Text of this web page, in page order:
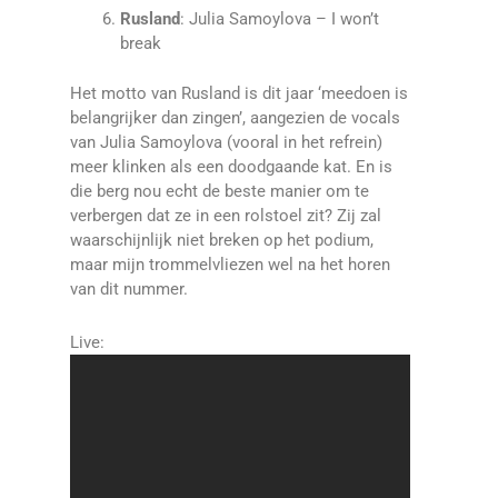
Rusland: Julia Samoylova – I won’t
break
Het motto van Rusland is dit jaar ‘meedoen is
belangrijker dan zingen’, aangezien de vocals
van Julia Samoylova (vooral in het refrein)
meer klinken als een doodgaande kat. En is
die berg nou echt de beste manier om te
verbergen dat ze in een rolstoel zit? Zij zal
waarschijnlijk niet breken op het podium,
maar mijn trommelvliezen wel na het horen
van dit nummer.
Live: